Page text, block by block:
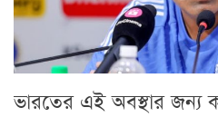
ভারতের এই অবস্থার জন্য